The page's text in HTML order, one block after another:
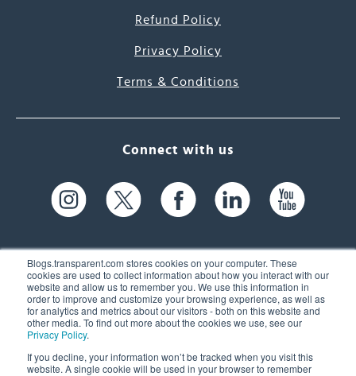
Blogs.transparent.com stores cookies on your computer. These
cookies are used to collect information about how you interact with our
website and allow us to remember you. We use this information in
order to improve and customize your browsing experience, as well as
for analytics and metrics about our visitors - both on this website and
other media. To find out more about the cookies we use, see our
Privacy Policy.
If you decline, your information won’t be tracked when you visit this
website. A single cookie will be used in your browser to remember
Refund Policy
Privacy Policy
Terms & Conditions
Connect with us
61 Spit Brook Rd, Suite 104,
Nashua, NH 03060 USA